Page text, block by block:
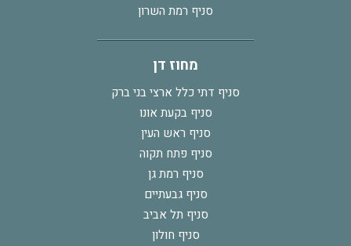
סניף רמת השרון
מחוז דן
סניף דתי כלל ארצי בני ברק
סניף בקעת אונו
סניף ראש העין
סניף פתח תקוה
סניף רמת גן
סניף גבעתיים
סניף תל אביב
סניף חולון